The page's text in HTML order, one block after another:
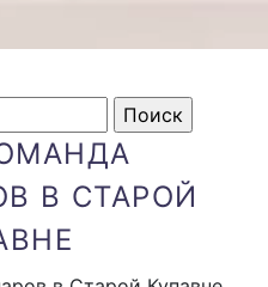
В СТАРОЙ